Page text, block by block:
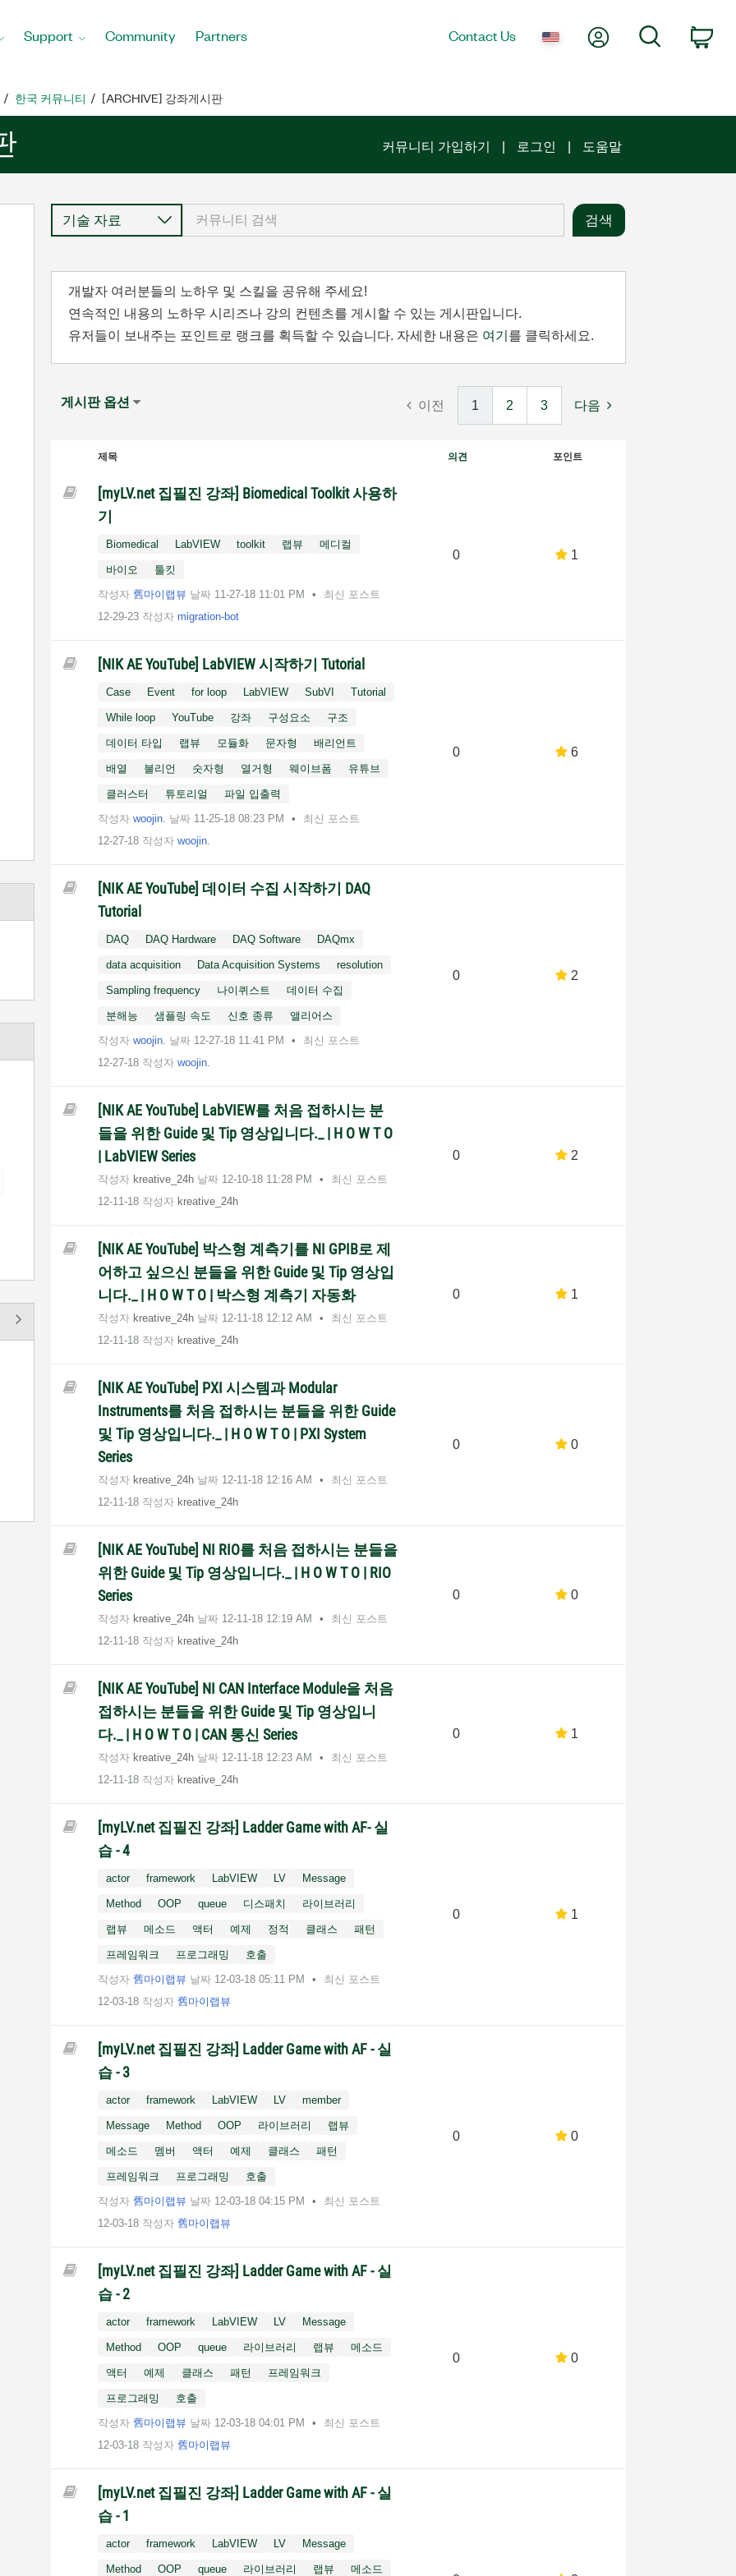
Support Community Partners Contact Us My AccountSearch
한국 커뮤니티 [ARCHIVE] 강좌게시판
커뮤니티 가입하기 로그인 도움말
개발자 여러분들의 노하우 및 스킬을 공유해 주세요!
연속적인 내용의 노하우 시리즈나 강의 컨텐츠를 게시할 수 있는 게시판입니다.
유저들이 보내주는 포인트로 랭크를 획득할 수 있습니다. 자세한 내용은 여기 를 클릭하세요.
게시판 옵션 이전 1 2 3 다음
제목 의견 포인트
[myLV.net 집필진 강좌] Biomedical Toolkit 사용하
기
Biomedical LabVIEW toolkit 랩뷰 메디컬
바이오
툴킷
작성자舊마이랩뷰 날짜 ‎11-27-18 11:01 PM
최신 포스트
12-29-23 작성자migration-bot
0 1
[NIK AE YouTube] LabVIEW 시작하기 Tutorial
Case Event for loop LabVIEW SubVI Tutorial
While loop YouTube 강좌 구성요소 구조
데이터 타입 랩뷰 모듈화 문자형 배리언트
배열 불리언 숫자형 열거형 웨이브폼 유튜브
클러스터 튜토리얼
파일 입출력
작성자woojin. 날짜 ‎11-25-18 08:23 PM
최신 포스트
12-27-18 작성자woojin.
0 6
[NIK AE YouTube] 데이터 수집 시작하기 DAQ
Tutorial
DAQ DAQ Hardware DAQ Software DAQmx
data acquisition Data Acquisition Systems resolution
Sampling frequency 나이퀴스트 데이터 수집
분해능 샘플링 속도 신호 종류
앨리어스
작성자woojin. 날짜 ‎12-27-18 11:41 PM
최신 포스트
12-27-18 작성자woojin.
0 2
[NIK AE YouTube] LabVIEW를 처음 접하시는 분
들을 위한 Guide 및 Tip 영상입니다._ | H O W T O
| LabVIEW Series
작성자 kreative_24h 날짜 ‎12-10-18 11:28 PM
최신 포스트
12-11-18 작성자 kreative_24h
0 2
[NIK AE YouTube] 박스형 계측기를 NI GPIB로 제
어하고 싶으신 분들을 위한 Guide 및 Tip 영상입
니다._ | H O W T O | 박스형 계측기 자동화
작성자 kreative_24h 날짜 ‎12-11-18 12:12 AM
최신 포스트
12-11-18 작성자 kreative_24h
0 1
[NIK AE YouTube] PXI 시스템과 Modular
Instruments를 처음 접하시는 분들을 위한 Guide
및 Tip 영상입니다._ | H O W T O | PXI System
Series
작성자 kreative_24h 날짜 ‎12-11-18 12:16 AM
최신 포스트
12-11-18 작성자 kreative_24h
0 0
[NIK AE YouTube] NI RIO를 처음 접하시는 분들을
위한 Guide 및 Tip 영상입니다._ | H O W T O | RIO
Series
작성자 kreative_24h 날짜 ‎12-11-18 12:19 AM
최신 포스트
12-11-18 작성자 kreative_24h
0 0
[NIK AE YouTube] NI CAN Interface Module을 처음
접하시는 분들을 위한 Guide 및 Tip 영상입니
다._ | H O W T O | CAN 통신 Series
작성자 kreative_24h 날짜 ‎12-11-18 12:23 AM
최신 포스트
12-11-18 작성자 kreative_24h
0 1
[myLV.net 집필진 강좌] Ladder Game with AF- 실
습 - 4
actor framework LabVIEW LV Message
Method OOP queue 디스패치 라이브러리
랩뷰 메소드 액터 예제 정적 클래스 패턴
프레임워크 프로그래밍
호출
작성자舊마이랩뷰 날짜 ‎12-03-18 05:11 PM
최신 포스트
12-03-18 작성자舊마이랩뷰
0 1
[myLV.net 집필진 강좌] Ladder Game with AF - 실
습 - 3
actor framework LabVIEW LV member
Message Method OOP 라이브러리 랩뷰
메소드 멤버 액터 예제 클래스 패턴
프레임워크 프로그래밍
호출
작성자舊마이랩뷰 날짜 ‎12-03-18 04:15 PM
최신 포스트
12-03-18 작성자舊마이랩뷰
0 0
[myLV.net 집필진 강좌] Ladder Game with AF - 실
습 - 2
actor framework LabVIEW LV Message
Method OOP queue 라이브러리 랩뷰 메소드
액터 예제 클래스 패턴 프레임워크
프로그래밍
호출
작성자舊마이랩뷰 날짜 ‎12-03-18 04:01 PM
최신 포스트
12-03-18 작성자舊마이랩뷰
0 0
[myLV.net 집필진 강좌] Ladder Game with AF - 실
습 - 1
actor framework LabVIEW LV Message
Method OOP queue 라이브러리 랩뷰 메소드